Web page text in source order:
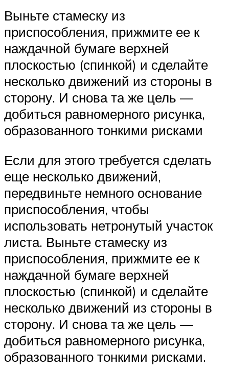
Выньте стамеску из
приспособления, прижмите ее к
наждачной бумаге верхней
плоскостью (спинкой) и сделайте
несколько движений из стороны в
сторону. И снова та же цель —
добиться равномерного рисунка,
образованного тонкими рисками
Если для этого требуется сделать
еще несколько движений,
передвиньте немного основание
приспособления, чтобы
использовать нетронутый участок
листа. Выньте стамеску из
приспособления, прижмите ее к
наждачной бумаге верхней
плоскостью (спинкой) и сделайте
несколько движений из стороны в
сторону. И снова та же цель —
добиться равномерного рисунка,
образованного тонкими рисками.